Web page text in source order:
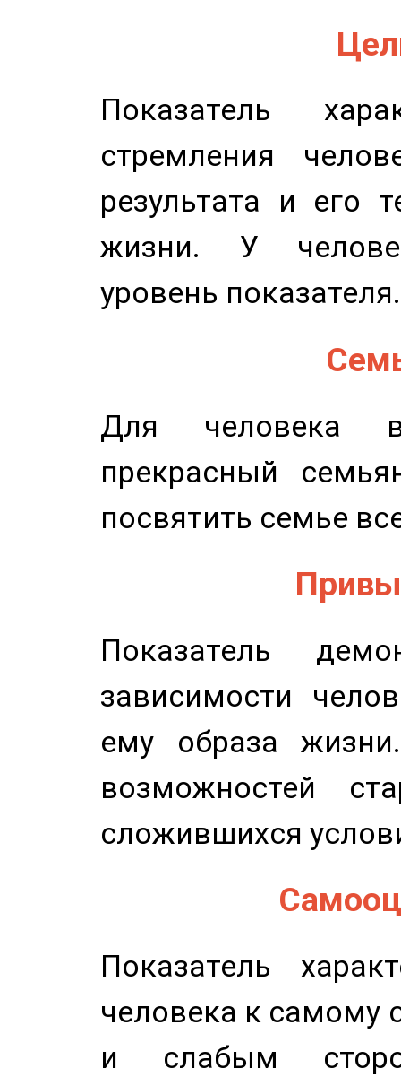
Показатель
стремления
результата и его
жизни. У
уровень показателя.
Для человека
прекрасный
посвятить семье
Показатель
зависимости
ему образа
возможностей
сложившихся
Показатель
человека к самому
и слабым